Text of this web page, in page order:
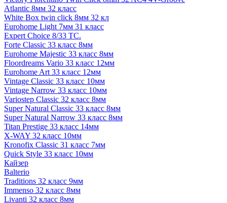
Atlantic 8мм 32 класс
White Box twin click 8мм 32 кл
Eurohome Light 7мм 31 класс
Expert Choice 8/33 TC.
Forte Classic 33 класс 8мм
Eurohome Majestic 33 класс 8мм
Floordreams Vario 33 класс 12мм
Eurohome Art 33 класс 12мм
Vintage Classic 33 класс 10мм
Vintage Narrow 33 класс 10мм
Variostep Classic 32 класс 8мм
Super Natural Classic 33 класс 8мм
Super Natural Narrow 33 класс 8мм
Titan Prestige 33 класс 14мм
X-WAY 32 класс 10мм
Kronofix Classic 31 класс 7мм
Quick Style 33 класс 10мм
Кайзер
Balterio
Traditions 32 класс 9мм
Immenso 32 класс 8мм
Livanti 32 класс 8мм